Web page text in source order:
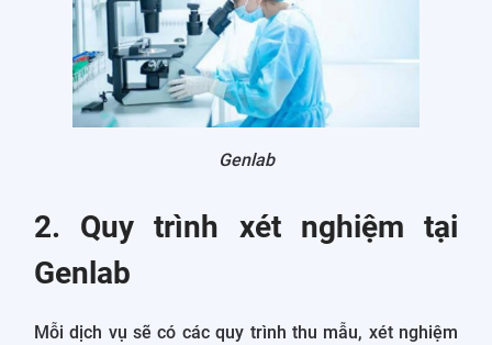
Genlab
2. Quy trình xét nghiệm tại
Genlab
Mỗi dịch vụ sẽ có các quy trình thu mẫu, xét nghiệm